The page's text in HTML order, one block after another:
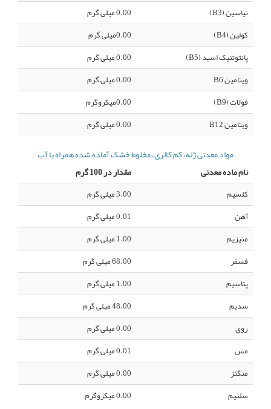
نیاسین (B3)
0.00 میلی گرم
کولین (B4)
0.00میلی گرم
پانتوتنیک اسید (B5)
0.00 میلی گرم
ویتامین B6
0.00 میلی گرم
فولات (B9)
0.00میکروگرم
ویتامین B12
0.00 میلی گرم
مواد معدنی ژله، کم کالری، مخلوط خشک آماده شده همراه با آب
نام ماده معدنی
مقدار در 100 گرم
کلسیم
3.00 میلی گرم
آهن
0.01 میلی گرم
منیزیم
1.00 میلی گرم
فسفر
68.00 میلی گرم
پتاسیم
1.00 میلی گرم
سدیم
48.00 میلی گرم
روی
0.00 میلی گرم
مس
0.01 میلی گرم
منگنز
0.00 میلی گرم
سلنیم
0.00 میکروگرم